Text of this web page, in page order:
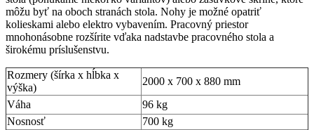
môžu byť na oboch stranách stola. Nohy je možné opatriť
kolieskami alebo elektro vybavením. Pracovný priestor
mnohonásobne rozšírite vďaka nadstavbe pracovného stola a
širokému príslušenstvu.
Rozmery (šírka x hĺbka x
výška)
2000 x 700 x 880 mm
Váha
96 kg
Nosnosť
700 kg